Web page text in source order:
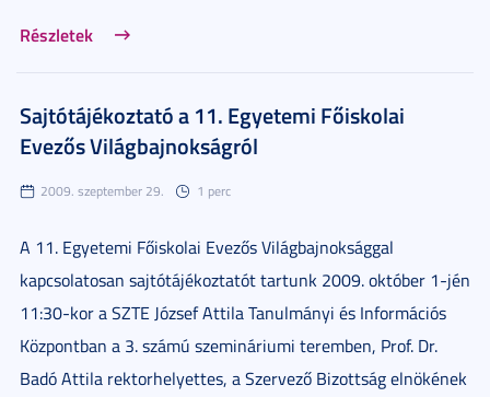
Részletek
Sajtótájékoztató a 11. Egyetemi Főiskolai
Evezős Világbajnokságról
2009. szeptember 29. 1 perc
A 11. Egyetemi Főiskolai Evezős Világbajnoksággal
kapcsolatosan sajtótájékoztatót tartunk 2009. október 1-jén
11:30-kor a SZTE József Attila Tanulmányi és Információs
Központban a 3. számú szemináriumi teremben, Prof. Dr.
Badó Attila rektorhelyettes, a Szervező Bizottság elnökének